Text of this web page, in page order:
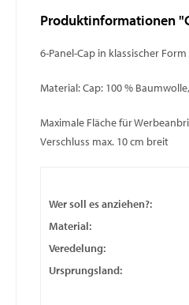
Produktinformationen
6-Panel-Cap in klassischer
Material: Cap: 100 %
Maximale Fläche für
Verschluss max. 10 cm breit
Wer soll es anziehen?:
Material:
Veredelung:
Ursprungsland: